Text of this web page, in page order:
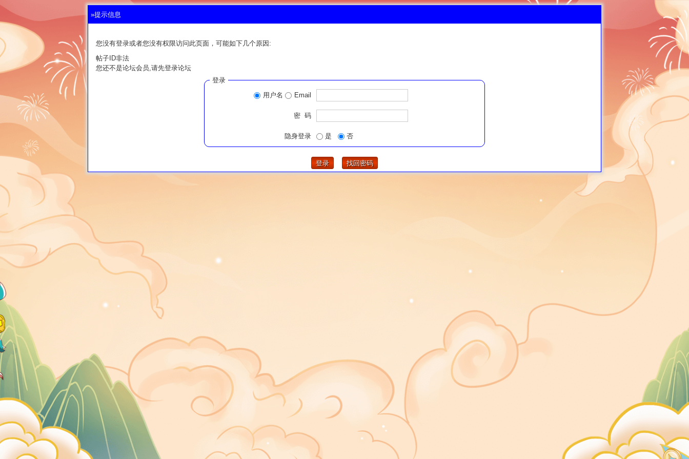
»提示信息
您没有登录或者您没有权限访问此页面，可能如下几个原因:
帖子ID非法
您还不是论坛会员,请先登录论坛
登录
用户名
Email
密 码
隐身登录 是 否